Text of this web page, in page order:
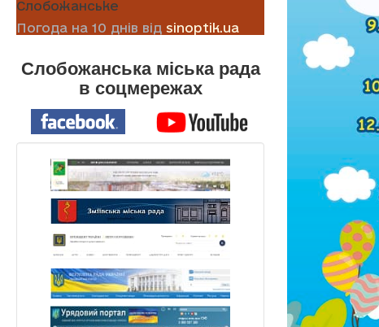
Слобожанське
Погода на 10 днів від sinoptik.ua
Слобожанська міська рада
в соцмережах